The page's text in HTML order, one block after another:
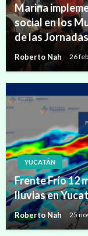
Marina
social en los
de las
Roberto Nah 26
YUCATÁN
Frente Frío 12
lluvias en
Roberto Nah 25